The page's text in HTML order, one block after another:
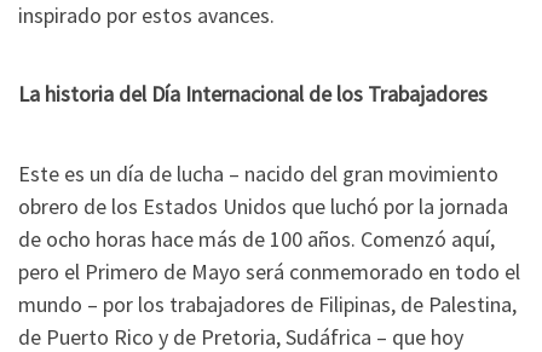
inspirado por estos avances.
La historia del Día Internacional de los Trabajadores
Este es un día de lucha – nacido del gran movimiento
obrero de los Estados Unidos que luchó por la jornada
de ocho horas hace más de 100 años. Comenzó aquí,
pero el Primero de Mayo será conmemorado en todo el
mundo – por los trabajadores de Filipinas, de Palestina,
de Puerto Rico y de Pretoria, Sudáfrica – que hoy